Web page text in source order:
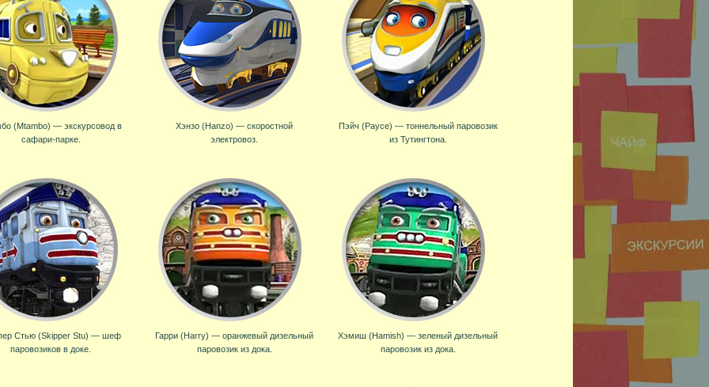
(Mtambo) — экскурсовод в
сафари-парке.
Хэнзо (Hanzo) — скоростной
электровоз.
Пэйч (Payce) — тоннельный паровозик
из Тутингтона.
Стью (Skipper Stu) — шеф
паровозиков в доке.
Гарри (Harry) — оранжевый дизельный
паровозик из дока.
Хэмиш (Hamish) — зеленый дизельный
паровозик из дока.